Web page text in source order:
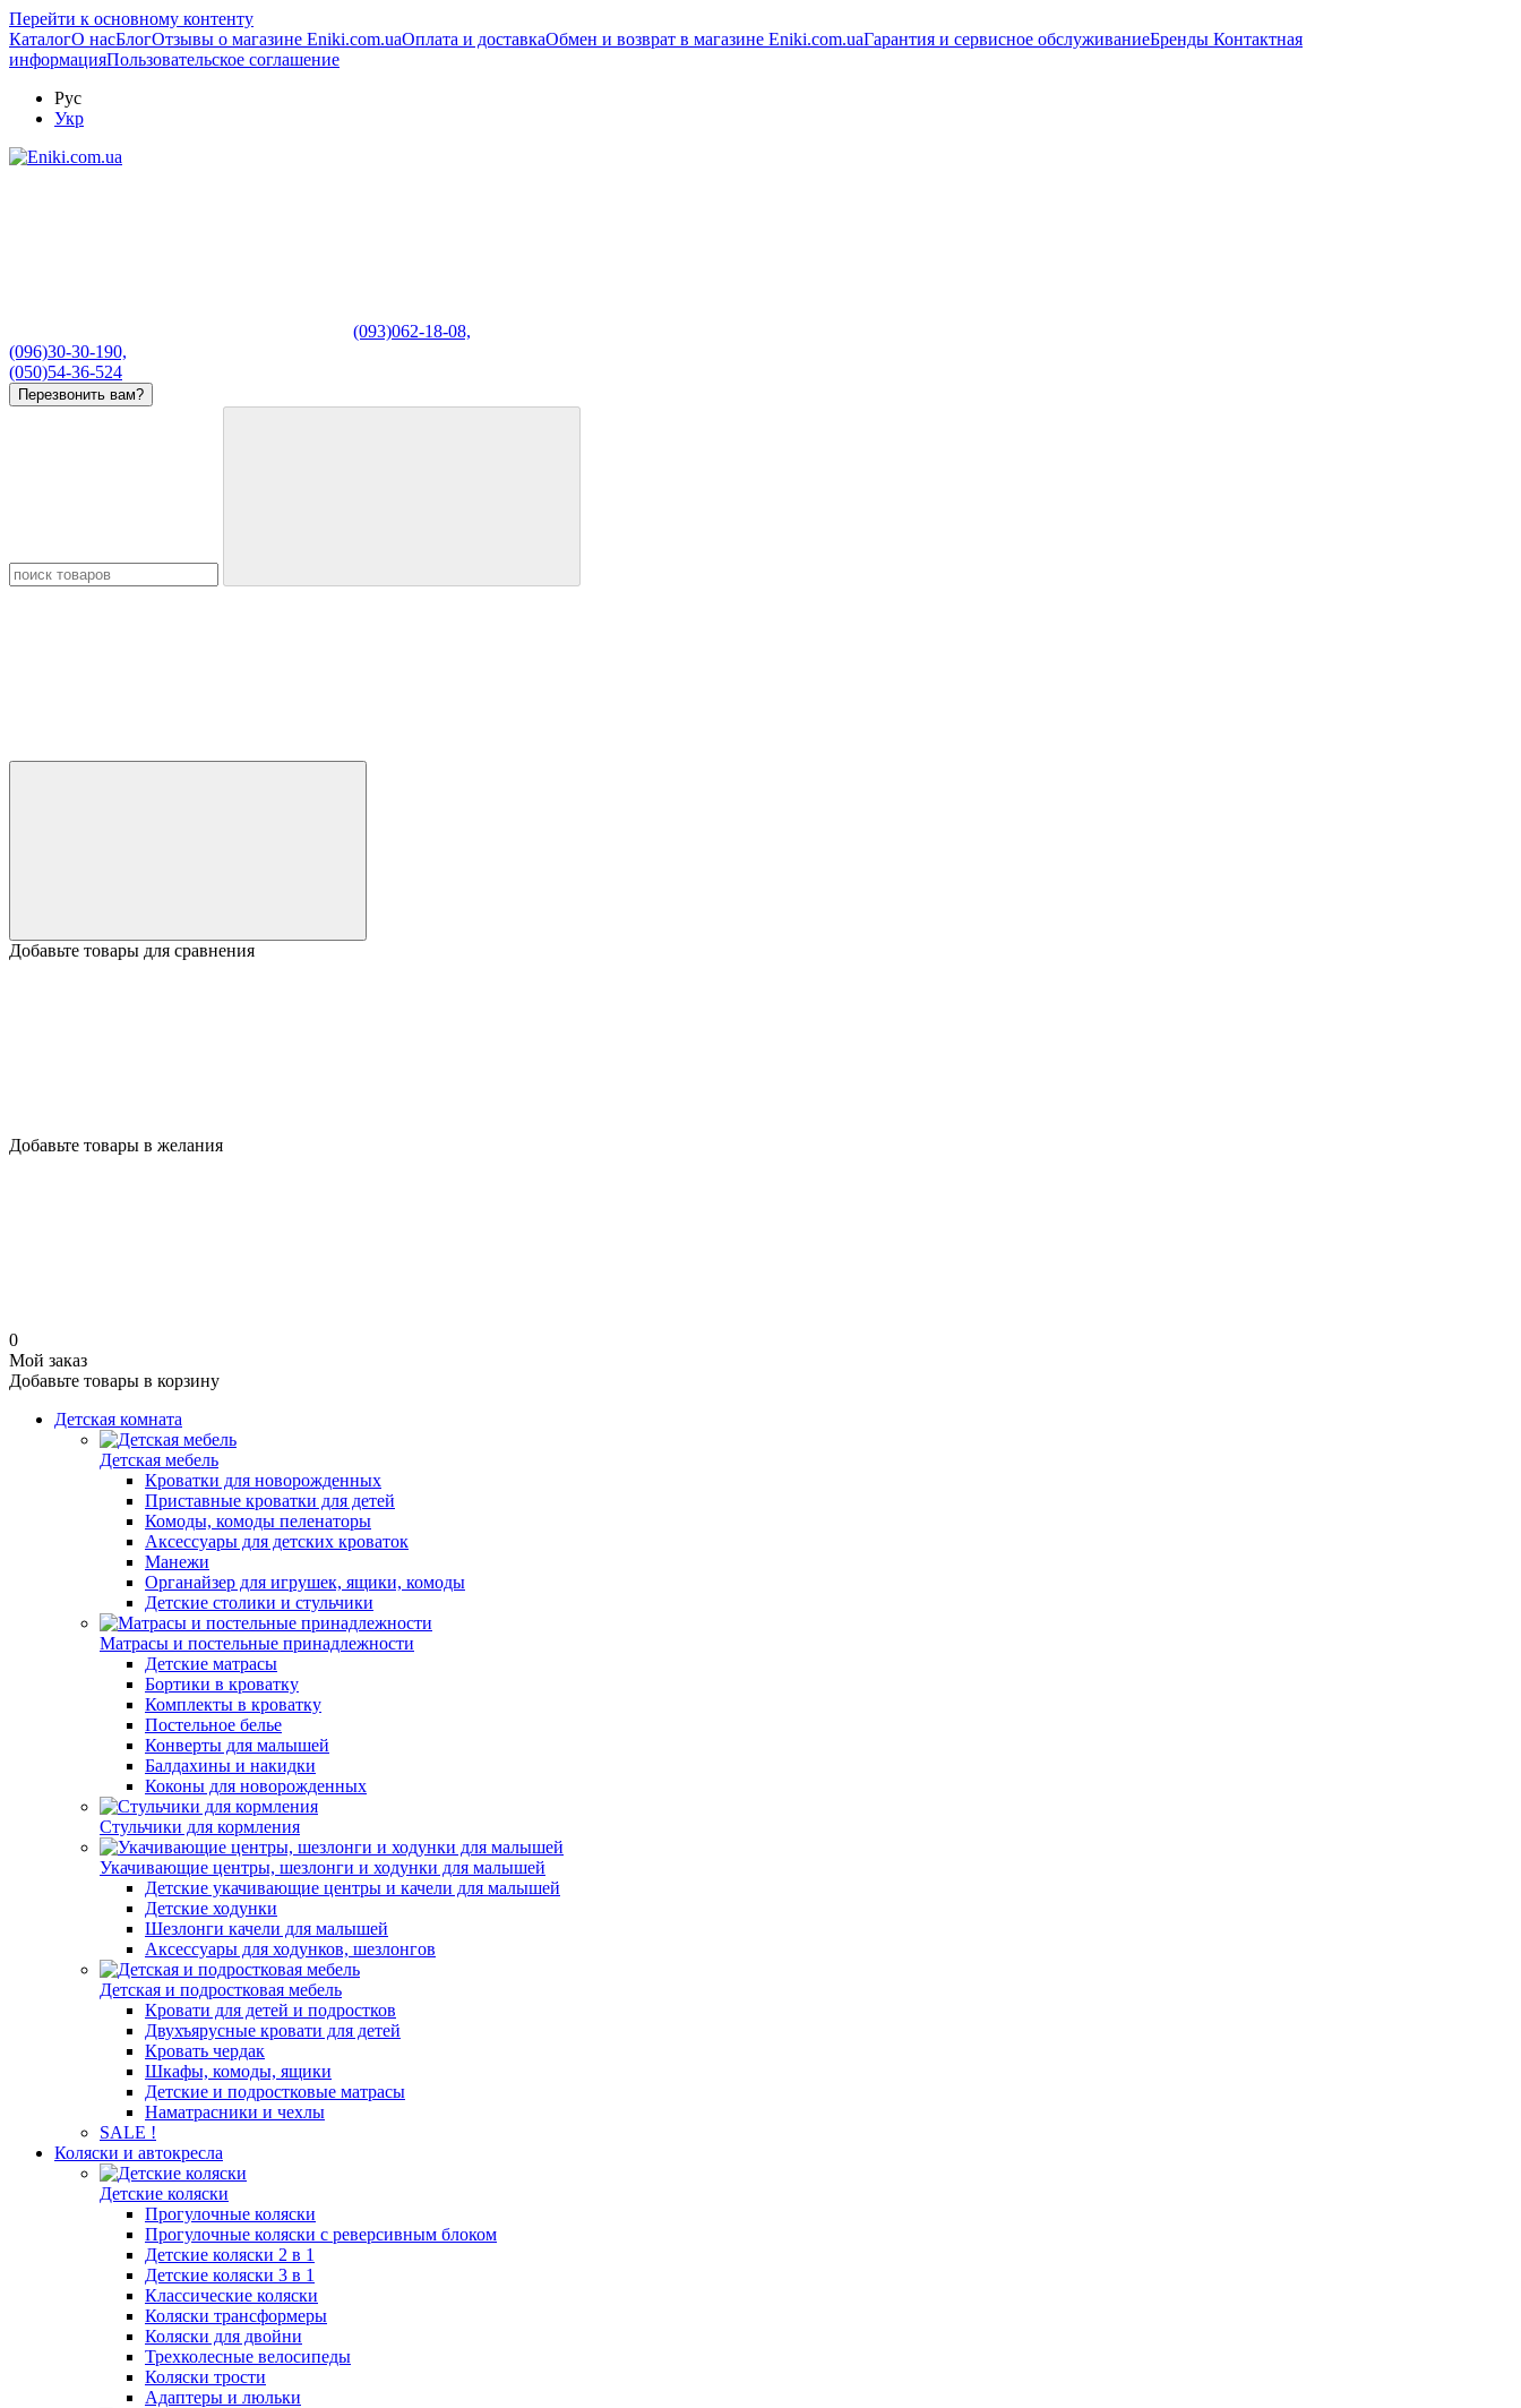
Перейти к основному контенту
КаталогО насБлогОтзывы о магазине Eniki.com.uaОплата и доставкаОбмен и возврат в магазине Eniki.com.uaГарантия и сервисное обслуживаниеБренды Контактная
информацияПользовательское соглашение
Рус
Укр
(093)062-18-08,
(096)30-30-190,
(050)54-36-524
Перезвонить вам?
Добавьте товары для сравнения
Добавьте товары в желания
0
Мой заказ
Добавьте товары в корзину
Детская комната
Детская мебель
Кроватки для новорожденных
Приставные кроватки для детей
Комоды, комоды пеленаторы
Аксессуары для детских кроваток
Манежи
Органайзер для игрушек, ящики, комоды
Детские столики и стульчики
Матрасы и постельные принадлежности
Детские матрасы
Бортики в кроватку
Комплекты в кроватку
Постельное белье
Конверты для малышей
Балдахины и накидки
Коконы для новорожденных
Стульчики для кормления
Укачивающие центры, шезлонги и ходунки для малышей
Детские укачивающие центры и качели для малышей
Детские ходунки
Шезлонги качели для малышей
Аксессуары для ходунков, шезлонгов
Детская и подростковая мебель
Кровати для детей и подростков
Двухъярусные кровати для детей
Кровать чердак
Шкафы, комоды, ящики
Детские и подростковые матрасы
Наматрасники и чехлы
SALE !
Коляски и автокресла
Детские коляски
Прогулочные коляски
Прогулочные коляски с реверсивным блоком
Детские коляски 2 в 1
Детские коляски 3 в 1
Классические коляски
Коляски трансформеры
Коляски для двойни
Трехколесные велосипеды
Коляски трости
Адаптеры и люльки